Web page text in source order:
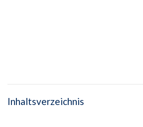
Inhaltsverzeichnis